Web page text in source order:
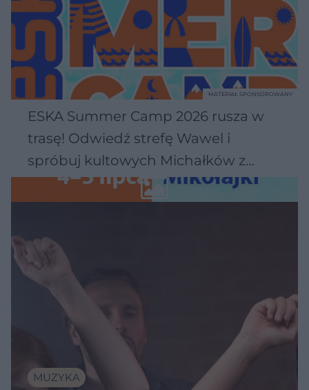
ESKA Summer Camp 2026 rusza w
trasę! Odwiedź strefę Wawel i
spróbuj kultowych Michałków z
Wawelu
MATERIAŁ SPONSOROWANY
MUZYKA